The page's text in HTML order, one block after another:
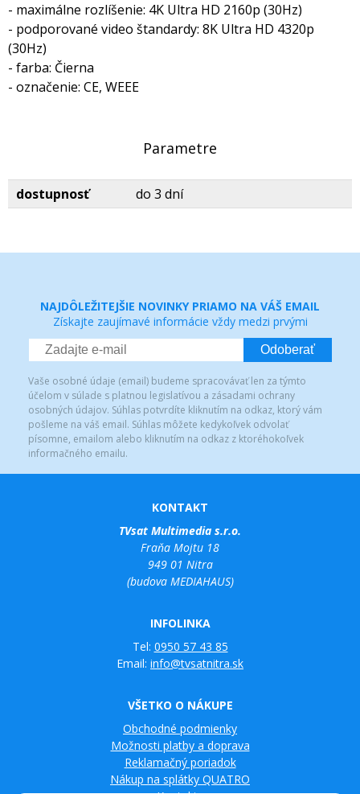
- maximálne rozlíšenie: 4K Ultra HD 2160p (30Hz)
- podporované video štandardy: 8K Ultra HD 4320p
(30Hz)
- farba: Čierna
- označenie: CE, WEEE
Parametre
dostupnosť do 3 dní
NAJDÔLEŽITEJŠIE NOVINKY PRIAMO NA VÁŠ EMAIL
Získajte zaujímavé informácie vždy medzi prvými
Odoberať
Vaše osobné údaje (email) budeme spracovávať len za týmto
účelom v súlade s platnou legislatívou a zásadami ochrany
osobných údajov. Súhlas potvrdíte kliknutím na odkaz, ktorý vám
pošleme na váš email. Súhlas môžete kedykoľvek odvolať
písomne, emailom alebo kliknutím na odkaz z ktoréhokoľvek
informačného emailu.
KONTAKT
TVsat Multimedia s.r.o.
Fraňa Mojtu 18
949 01 Nitra
(budova MEDIAHAUS)
INFOLINKA
Tel: 0950 57 43 85
Email: info@tvsatnitra.sk
VŠETKO O NÁKUPE
Obchodné podmienky
Možnosti platby a doprava
Reklamačný poriadok
Nákup na splátky QUATRO